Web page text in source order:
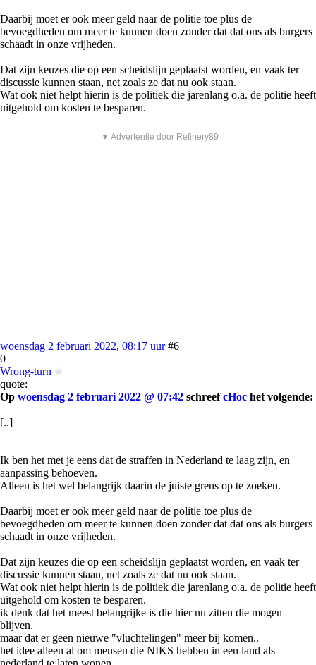
Daarbij moet er ook meer geld naar de politie toe plus de
bevoegdheden om meer te kunnen doen zonder dat dat ons als burgers
schaadt in onze vrijheden.
Dat zijn keuzes die op een scheidslijn geplaatst worden, en vaak ter
discussie kunnen staan, net zoals ze dat nu ook staan.
Wat ook niet helpt hierin is de politiek die jarenlang o.a. de politie heeft
uitgehold om kosten te besparen.
▼ Advertentie door Refinery89
woensdag 2 februari 2022, 08:17 uur #6
0
Wrong-turn
quote:
Op woensdag 2 februari 2022 @ 07:42 schreefcHoc het volgende:
[..]
Ik ben het met je eens dat de straffen in Nederland te laag zijn, en
aanpassing behoeven.
Alleen is het wel belangrijk daarin de juiste grens op te zoeken.
Daarbij moet er ook meer geld naar de politie toe plus de
bevoegdheden om meer te kunnen doen zonder dat dat ons als burgers
schaadt in onze vrijheden.
Dat zijn keuzes die op een scheidslijn geplaatst worden, en vaak ter
discussie kunnen staan, net zoals ze dat nu ook staan.
Wat ook niet helpt hierin is de politiek die jarenlang o.a. de politie heeft
uitgehold om kosten te besparen.
ik denk dat het meest belangrijke is die hier nu zitten die mogen
blijven.
maar dat er geen nieuwe "vluchtelingen" meer bij komen..
het idee alleen al om mensen die NIKS hebben in een land als